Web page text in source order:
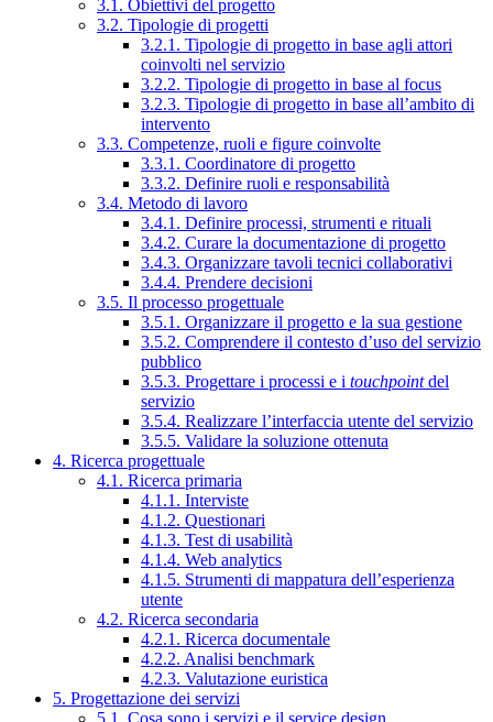
3.1. Obiettivi del progetto
3.2. Tipologie di progetti
3.2.1. Tipologie di progetto in base agli attori
coinvolti nel servizio
3.2.2. Tipologie di progetto in base al focus
3.2.3. Tipologie di progetto in base all’ambito di
intervento
3.3. Competenze, ruoli e figure coinvolte
3.3.1. Coordinatore di progetto
3.3.2. Definire ruoli e responsabilità
3.4. Metodo di lavoro
3.4.1. Definire processi, strumenti e rituali
3.4.2. Curare la documentazione di progetto
3.4.3. Organizzare tavoli tecnici collaborativi
3.4.4. Prendere decisioni
3.5. Il processo progettuale
3.5.1. Organizzare il progetto e la sua gestione
3.5.2. Comprendere il contesto d’uso del servizio
pubblico
3.5.3. Progettare i processi e i touchpointdel
servizio
3.5.4. Realizzare l’interfaccia utente del servizio
3.5.5. Validare la soluzione ottenuta
4. Ricerca progettuale
4.1. Ricerca primaria
4.1.1. Interviste
4.1.2. Questionari
4.1.3. Test di usabilità
4.1.4. Web analytics
4.1.5. Strumenti di mappatura dell’esperienza
utente
4.2. Ricerca secondaria
4.2.1. Ricerca documentale
4.2.2. Analisi benchmark
4.2.3. Valutazione euristica
5. Progettazione dei servizi
5.1. Cosa sono i servizi e il service design